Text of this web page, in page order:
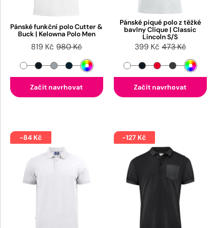
Pánské funkční polo Cutter &
Buck | Kelowna Polo Men
819 Kč 980 Kč
Začít navrhovat
Pánské piqué polo z těžké
bavlny Clique | Classic
Lincoln S/S
399 Kč 473 Kč
Začít navrhovat
-84 Kč -127 Kč